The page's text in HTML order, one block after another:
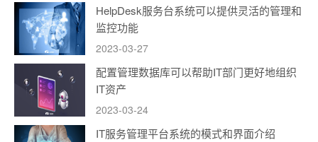
HelpDesk服务台系统可以提供灵活的管理和
监控功能
2023-03-27
配置管理数据库可以帮助IT部门更好地组织
IT资产
2023-03-24
IT服务管理平台系统的模式和界面介绍